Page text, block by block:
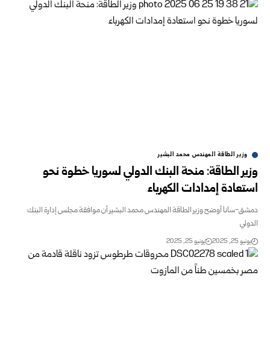
وزير الطاقة المهندس محمد البشير
الطاقة: منحة البنك الدولي لسوريا خطوة نحو
إمدادات الكهرباء
سانا أوضح وزير الطاقة المهندس محمد البشير أن موافقة مجلس إدارة البنك
يونيو 25, 2025